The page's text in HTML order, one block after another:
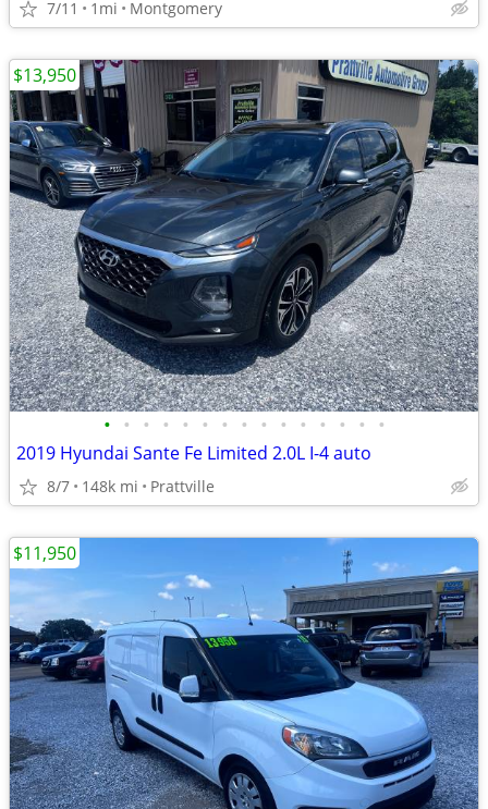
7/11 1mi Montgomery
• • • • • • • • • • • • • • •
2019 Hyundai Sante Fe Limited 2.0L I-4 auto
8/7 148k mi Prattville
$13,950
$11,950